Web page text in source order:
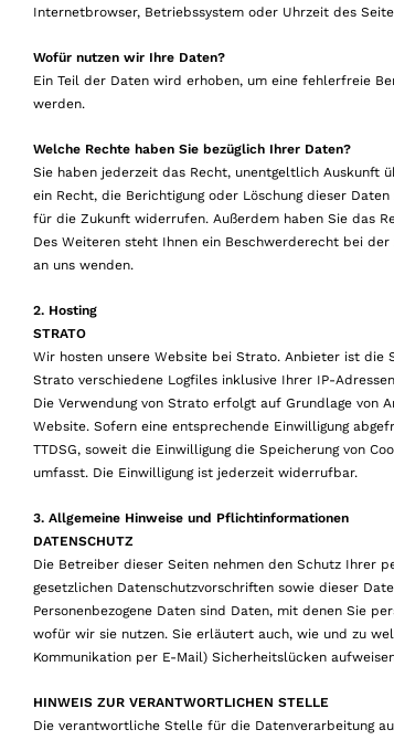
Internetbrowser, Betriebssystem oder Uhrzeit des
Wofür nutzen wir Ihre Daten?
Ein Teil der Daten wird erhoben, um eine fehlerfreie
werden.
Welche Rechte haben Sie bezüglich Ihrer Daten?
Sie haben jederzeit das Recht, unentgeltlich Auskunft
ein Recht, die Berichtigung oder Löschung dieser
für die Zukunft widerrufen. Außerdem haben Sie das
Des Weiteren steht Ihnen ein Beschwerderecht bei
an uns wenden.
2. Hosting
STRATO
Wir hosten unsere Website bei Strato. Anbieter ist die
Strato verschiedene Logfiles inklusive Ihrer IP-
Die Verwendung von Strato erfolgt auf Grundlage von
Website. Sofern eine entsprechende Einwilligung
TTDSG, soweit die Einwilligung die Speicherung von
umfasst. Die Einwilligung ist jederzeit widerrufbar.
3. Allgemeine Hinweise und Pflichtinformationen
DATENSCHUTZ
Die Betreiber dieser Seiten nehmen den Schutz Ihrer
gesetzlichen Datenschutzvorschriften sowie dieser
Personenbezogene Daten sind Daten, mit denen Sie
wofür wir sie nutzen. Sie erläutert auch, wie und zu
Kommunikation per E-Mail) Sicherheitslücken
HINWEIS ZUR VERANTWORTLICHEN STELLE
Die verantwortliche Stelle für die Datenverarbeitung